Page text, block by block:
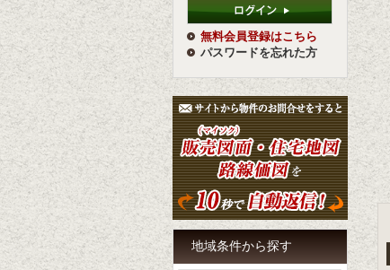
無料会員登録はこちら
パスワードを忘れた方
地域条件から探す